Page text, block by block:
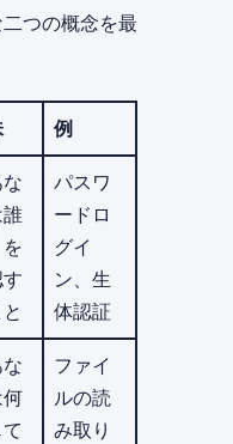
つの概念を最
例
な
パスワ
ードロ
グイ
ン、生
体認証
な
ファイ
ルの読
み取り